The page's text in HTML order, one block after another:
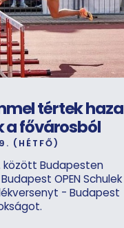
tértek haza
a fővárosból
(HÉTFŐ)
között Budapesten
OPEN Schulek
- Budapest